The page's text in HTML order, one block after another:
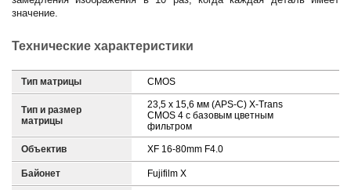
значение.
Технические характеристики
Тип матрицы CMOS
Тип и размер
матрицы
23,5 x 15,6 мм (APS-C) X-Trans
CMOS 4 с базовым цветным
фильтром
Объектив XF 16-80mm F4.0
Байонет Fujifilm X